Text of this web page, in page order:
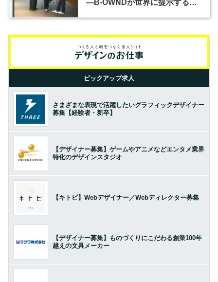
―B-OWNDが世界に提示する美
ピックアップ求人
さまざまな表現で活躍したいグラフィックデザイナー
募集【経験者・新卒】
【デザイナー募集】ゲームやアニメなどエンタメ業界
特化のデザインスタジオ
【キトビ】Webデザイナー／Webディレクター募集
【デザイナー募集】ものづくりにこだわる創業100年
越えの文具メーカー